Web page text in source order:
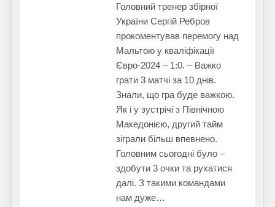
Головний тренер збірної
України Сергій Ребров
прокоментував перемогу над
Мальтою у кваліфікації
Євро-2024 – 1:0. – Важко
грати 3 матчі за 10 днів.
Знали, що гра буде важкою.
Як і у зустрічі з Північною
Македонією, другий тайм
зіграли більш впевнено.
Головним сьогодні було –
здобути 3 очки та рухатися
далі. З такими командами
нам дуже…